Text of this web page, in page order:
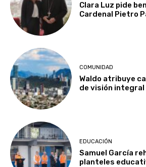
Clara Luz pide
Cardenal Pietro
COMUNIDAD
Waldo atribuye
de visión integral
EDUCACIÓN
Samuel García
planteles